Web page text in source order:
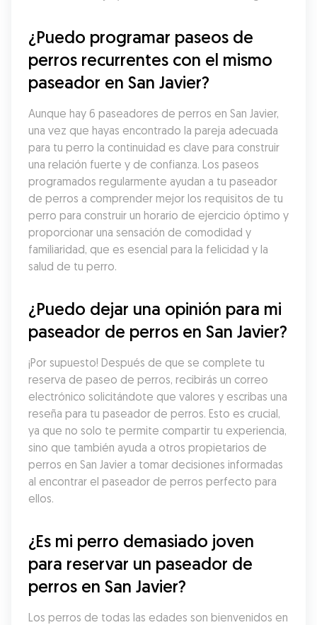
¿Puedo programar paseos de
perros recurrentes con el mismo
paseador en San Javier?
Aunque hay 6 paseadores de perros en San Javier,
una vez que hayas encontrado la pareja adecuada
para tu perro la continuidad es clave para construir
una relación fuerte y de confianza. Los paseos
programados regularmente ayudan a tu paseador
de perros a comprender mejor los requisitos de tu
perro para construir un horario de ejercicio óptimo y
proporcionar una sensación de comodidad y
familiaridad, que es esencial para la felicidad y la
salud de tu perro.
¿Puedo dejar una opinión para mi
paseador de perros en San Javier?
¡Por supuesto! Después de que se complete tu
reserva de paseo de perros, recibirás un correo
electrónico solicitándote que valores y escribas una
reseña para tu paseador de perros. Esto es crucial,
ya que no solo te permite compartir tu experiencia,
sino que también ayuda a otros propietarios de
perros en San Javier a tomar decisiones informadas
al encontrar el paseador de perros perfecto para
ellos.
¿Es mi perro demasiado joven
para reservar un paseador de
perros en San Javier?
Los perros de todas las edades son bienvenidos en